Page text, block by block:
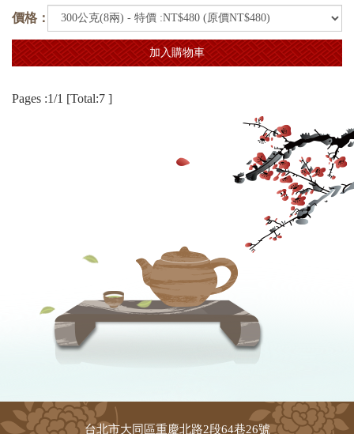
價格：
加入購物車
Pages :1/1 [Total:7 ]
台北市大同區重慶北路2段64巷26號